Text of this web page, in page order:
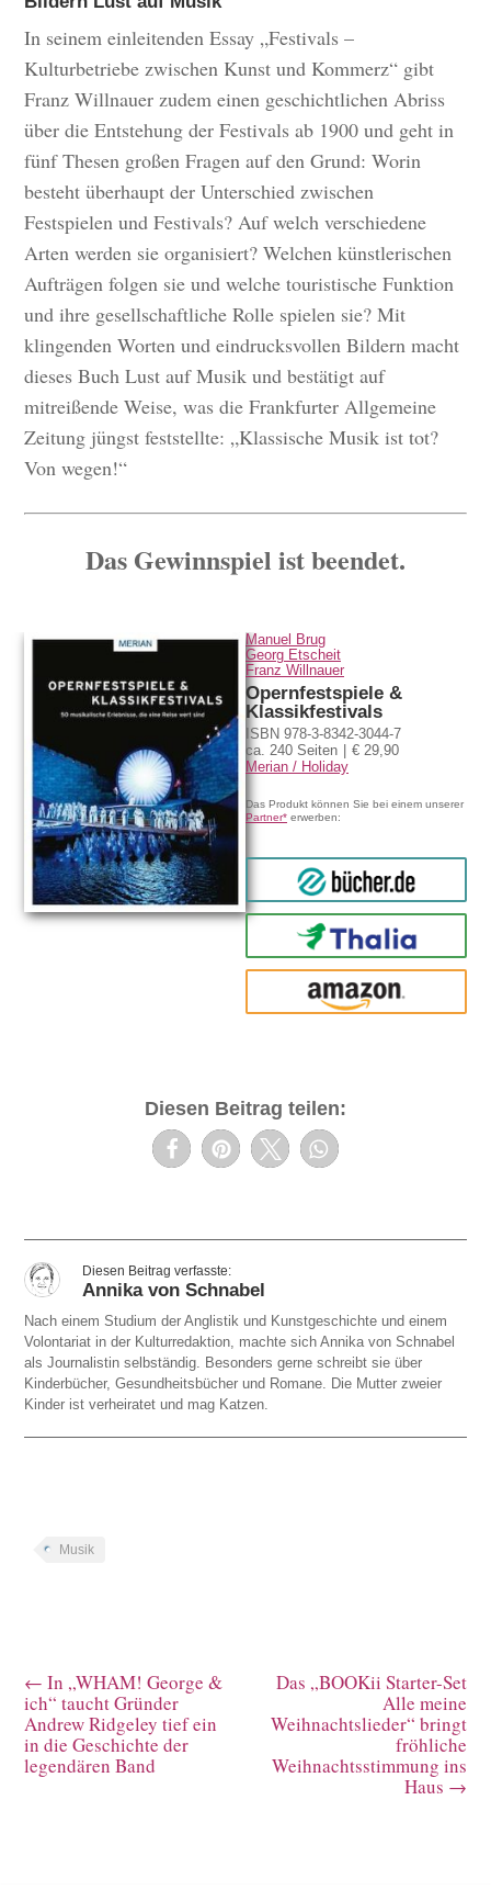
In seinem einleitenden Essay „Festivals –
Kulturbetriebe zwischen Kunst und Kommerz“ gibt
Franz Willnauer zudem einen geschichtlichen Abriss
über die Entstehung der Festivals ab 1900 und geht in
fünf Thesen großen Fragen auf den Grund: Worin
besteht überhaupt der Unterschied zwischen
Festspielen und Festivals? Auf welch verschiedene
Arten werden sie organisiert? Welchen künstlerischen
Aufträgen folgen sie und welche touristische Funktion
und ihre gesellschaftliche Rolle spielen sie? Mit
klingenden Worten und eindrucksvollen Bildern macht
dieses Buch Lust auf Musik und bestätigt auf
mitreißende Weise, was die Frankfurter Allgemeine
Zeitung jüngst feststellte: „Klassische Musik ist tot?
Von wegen!“
Das Gewinnspiel ist beendet.
Manuel Brug
Georg Etscheit
Franz Willnauer
Opernfestspiele &
Klassikfestivals
ISBN 978-3-8342-3044-7
ca. 240 Seiten
€ 29,90
Merian / Holiday
Das Produkt können Sie bei einem unserer
Partner* erwerben:
bücher.de
Thalia
amazon
Diesen Beitrag teilen:
Annika von Schnabel
Nach einem Studium der Anglistik und Kunstgeschichte und einem
Volontariat in der Kulturredaktion, machte sich Annika von Schnabel
als Journalistin selbständig. Besonders gerne schreibt sie über
Kinderbücher, Gesundheitsbücher und Romane. Die Mutter zweier
Kinder ist verheiratet und mag Katzen.
Musik
←In „WHAM! George &
ich“ taucht Gründer
Andrew Ridgeley tief ein
in die Geschichte der
legendären Band
Das „BOOKii Starter-Set
Alle meine
Weihnachtslieder“ bringt
fröhliche
Weihnachtsstimmung ins
Haus →